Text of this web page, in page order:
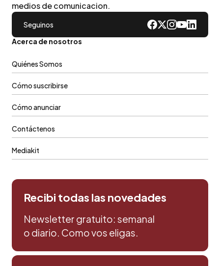
medios de comunicacion.
Seguinos
Acerca de nosotros
Quiénes Somos
Cómo suscribirse
Cómo anunciar
Contáctenos
Mediakit
Recibi todas las novedades
Newsletter gratuito: semanal
o diario. Como vos eligas.